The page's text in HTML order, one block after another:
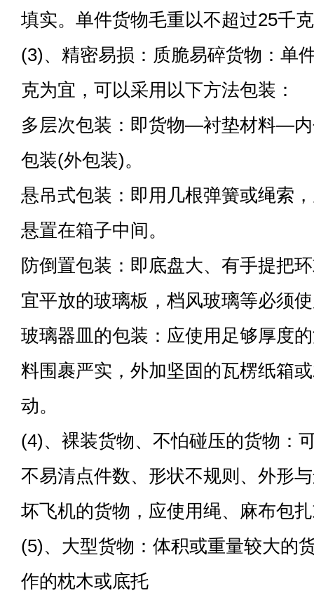
填实。单件货物毛重以不超过25千
(3)、精密易损：质脆易碎货物：单
克为宜，可以采用以下方法包装：
多层次包装：即货物—衬垫材料—
包装(外包装)。
悬吊式包装：即用几根弹簧或绳索
悬置在箱子中间。
防倒置包装：即底盘大、有手提把
宜平放的玻璃板，档风玻璃等必须
玻璃器皿的包装：应使用足够厚度
料围裹严实，外加坚固的瓦楞纸箱
动。
(4)、裸装货物、不怕碰压的货物：
不易清点件数、形状不规则、外形
坏飞机的货物，应使用绳、麻布包
(5)、大型货物：体积或重量较大的
作的枕木或底托